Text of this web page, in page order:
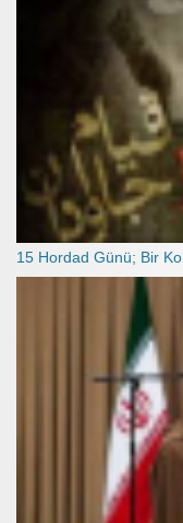
15 Hordad Günü; Bir